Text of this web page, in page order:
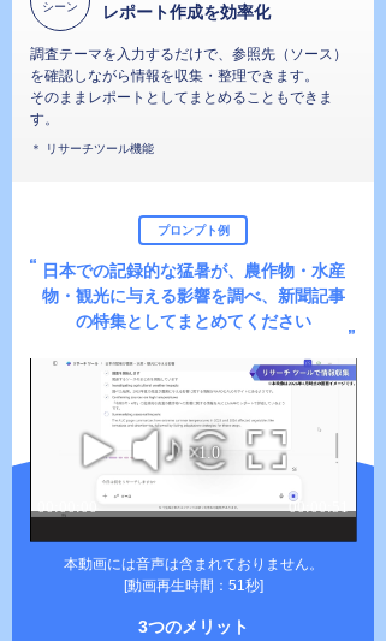
シーン レポート作成を効率化
調査テーマを入力するだけで、参照先（ソース）
を確認しながら情報を収集・整理できます。
そのままレポートとしてまとめることもできま
す。
＊ リサーチツール機能
プロンプト例
日本での記録的な猛暑が、農作物・水産
物・観光に与える影響を調べ、 新聞記事
の特集としてまとめてください
本動画には音声は含まれておりません。
[動画再生時間：51秒]
3つのメリット